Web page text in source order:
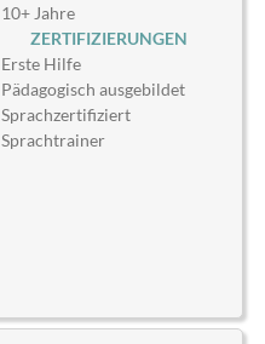
10+ Jahre
ZERTIFIZIERUNGEN
Erste Hilfe
Pädagogisch ausgebildet
Sprachzertifiziert
Sprachtrainer